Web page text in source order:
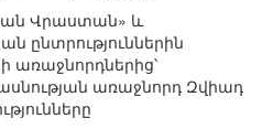
Վրաստան» և
ընտրություններին
առաջնորդներից՝
առաջնորդ Զվիադ